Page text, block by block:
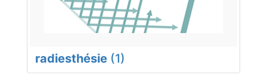
radiesthésie (1)